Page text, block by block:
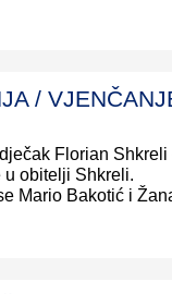
/
Florian
u obitelji Shkreli.
Mario Bakotić i